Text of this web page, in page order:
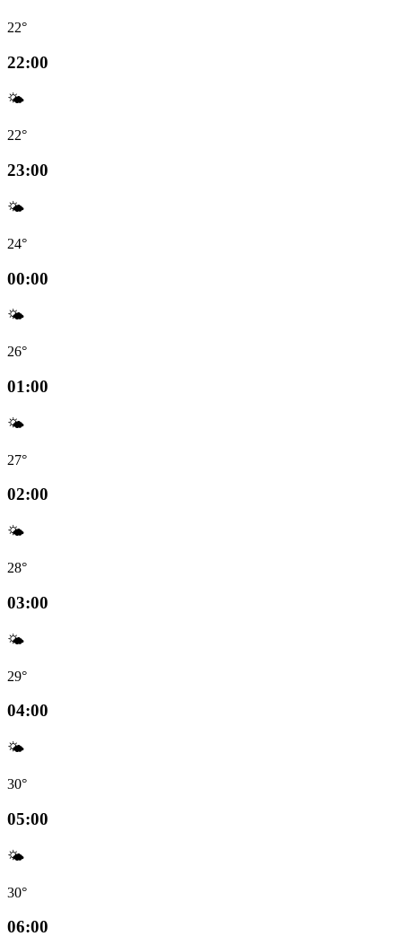
22°
22:00
🌤️
22°
23:00
🌤️
24°
00:00
🌤️
26°
01:00
🌤️
27°
02:00
🌤️
28°
03:00
🌤️
29°
04:00
🌤️
30°
05:00
🌤️
30°
06:00